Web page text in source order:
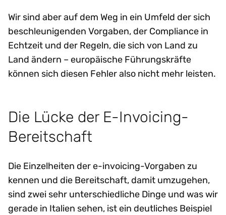
Wir sind aber auf dem Weg in ein Umfeld der sich
beschleunigenden Vorgaben, der Compliance in
Echtzeit und der Regeln, die sich von Land zu
Land ändern – europäische Führungskräfte
können sich diesen Fehler also nicht mehr leisten.
Die Lücke der E-Invoicing-
Bereitschaft
Die Einzelheiten der e-invoicing-Vorgaben zu
kennen und die Bereitschaft, damit umzugehen,
sind zwei sehr unterschiedliche Dinge und was wir
gerade in Italien sehen, ist ein deutliches Beispiel